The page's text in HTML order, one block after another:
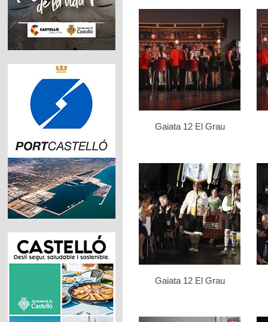
Gaiata 12 El Grau
Gaiata 12 El Grau